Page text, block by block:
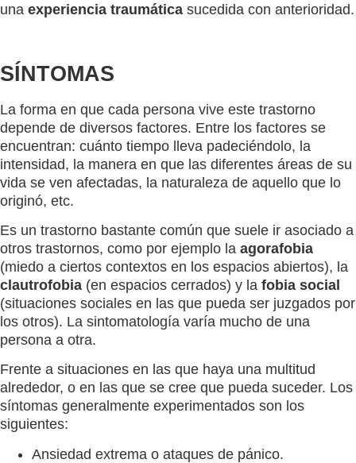
una experiencia traumática sucedida con anterioridad.
SÍNTOMAS
La forma en que cada persona vive este trastorno
depende de diversos factores. Entre los factores se
encuentran: cuánto tiempo lleva padeciéndolo, la
intensidad, la manera en que las diferentes áreas de su
vida se ven afectadas, la naturaleza de aquello que lo
originó, etc.
Es un trastorno bastante común que suele ir asociado a
otros trastornos, como por ejemplo la agorafobia
(miedo a ciertos contextos en los espacios abiertos), la
clautrofobia (en espacios cerrados) y la fobia social
(situaciones sociales en las que pueda ser juzgados por
los otros). La sintomatología varía mucho de una
persona a otra.
Frente a situaciones en las que haya una multitud
alrededor, o en las que se cree que pueda suceder. Los
síntomas generalmente experimentados son los
siguientes:
Ansiedad extrema o ataques de pánico.